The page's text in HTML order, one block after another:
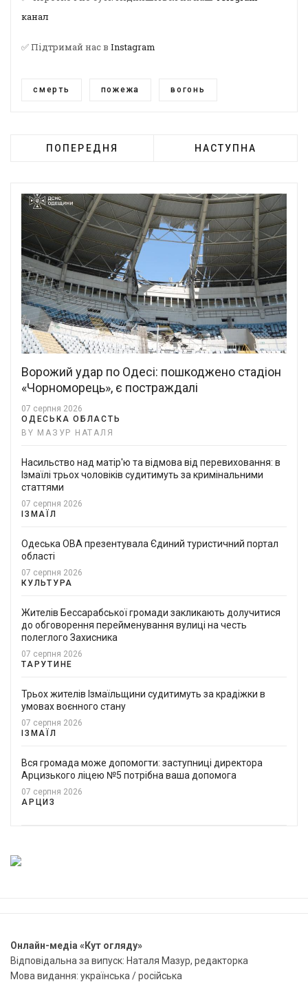
канал
✅ Підтримай нас в Instagram
смерть пожежа вогонь
ПОПЕРЕДНЯ НАСТУПНА
Ворожий удар по Одесі: пошкоджено стадіон
«Чорноморець», є постраждалі
07 серпня 2026
ОДЕСЬКА ОБЛАСТЬ
BY МАЗУР НАТАЛЯ
Насильство над матір'ю та відмова від перевиховання: в
Ізмаїлі трьох чоловіків судитимуть за кримінальними
статтями
07 серпня 2026
ІЗМАЇЛ
Одеська ОВА презентувала Єдиний туристичний портал
області
07 серпня 2026
КУЛЬТУРА
Жителів Бессарабської громади закликають долучитися
до обговорення перейменування вулиці на честь
полеглого Захисника
07 серпня 2026
ТАРУТИНЕ
Трьох жителів Ізмаїльщини судитимуть за крадіжки в
умовах воєнного стану
07 серпня 2026
ІЗМАЇЛ
Вся громада може допомогти: заступниці директора
Арцизького ліцею №5 потрібна ваша допомога
07 серпня 2026
АРЦИЗ
Онлайн-медіа «Кут огляду»
Відповідальна за випуск: Наталя Мазур, редакторка
Мова видання: українська / російська